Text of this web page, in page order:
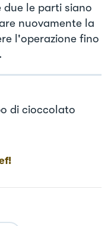
le parti siano
nuovamente la
l'operazione fino
di cioccolato